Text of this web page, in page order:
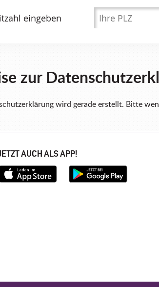
eingeben
zur
wird gerade erstellt. Bitte
AUCH ALS APP!